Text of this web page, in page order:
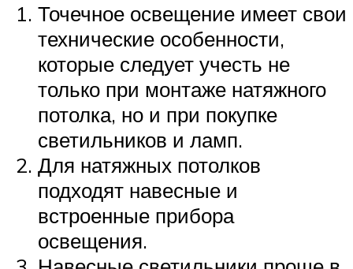
Точечное освещение имеет свои
технические особенности,
которые следует учесть не
только при монтаже натяжного
потолка, но и при покупке
светильников и ламп.
Для натяжных потолков
подходят навесные и
встроенные прибора
освещения.